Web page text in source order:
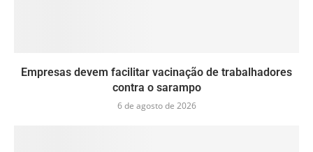
Empresas devem facilitar vacinação de trabalhadores
contra o sarampo
6 de agosto de 2026